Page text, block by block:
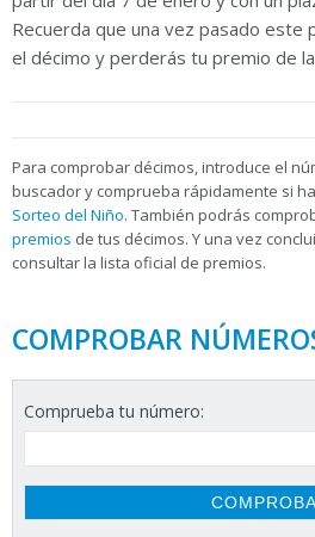
Recuerda que una vez pasado este
el décimo y perderás tu premio de
Para comprobar décimos, introduce el
buscador y comprueba rápidamente si
Sorteo del Niño. También podrás
premios de tus décimos. Y una vez
consultar la lista oficial de premios.
COMPROBAR
Comprueba tu número: